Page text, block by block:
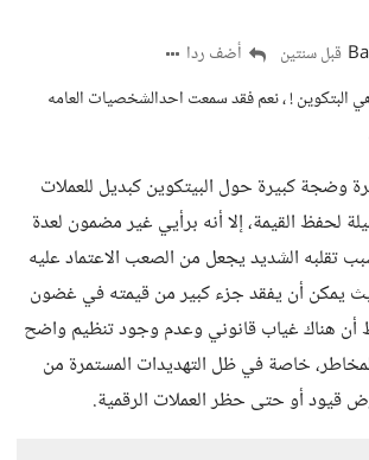
قبل سنتين
أضف ردا
البتكوين ! ، نعم فقد سمعت احدالشخصيات العامه
وضجة كبيرة حول البيتكوين كبديل للعملات
لحفظ القيمة، إلا أنه برأيي غير مضمون لعدة
تقلبه الشديد يجعل من الصعب الاعتماد عليه
يمكن أن يفقد جزء كبير من قيمته في غضون
أن هناك غياب قانوني وعدم وجود تنظيم واضح
خاصة في ظل التهديدات المستمرة من
قيود أو حتى حظر العملات الرقمية.